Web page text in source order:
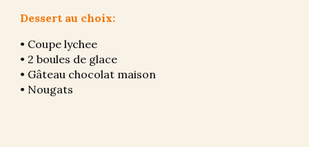
Dessert au choix:
• Coupe lychee
• 2 boules de glace
• Gâteau chocolat maison
• Nougats